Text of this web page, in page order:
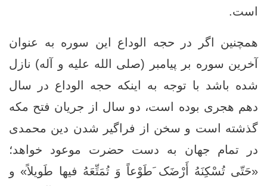
است.
همچنین اگر در حجه الوداع این سوره به عنوان
آخرین سوره بر پیامبر (صلی الله علیه و آله) نازل
شده باشد با توجه به اینکه حجه الوداع در سال
دهم هجری بوده است، دو سال از جریان فتح مکه
گذشته است و سخن از فراگیر شدن دین محمدی
در تمام جهان به دست حضرت موعود خواهد؛
«حَتّى تُسْکِنَهُ أَرْضَک َطَوْعاً وَ تُمَتِّعَهُ فیها طَویلاً» و